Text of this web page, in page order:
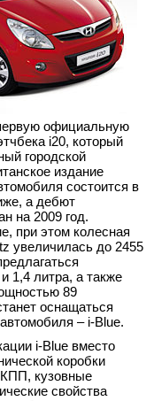
официальную
i20, который
городской
издание
состоится в
а дебют
на 2009 год.
при этом колесная
увеличилась до 2455
1,4 литра, а также
89
оснащаться
– i-Blue.
i-Blue вместо
коробки
кузовные
свойства